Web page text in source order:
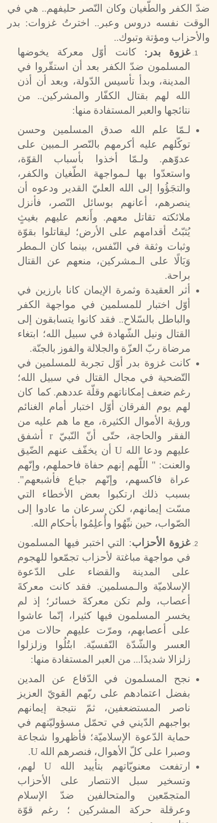
ضدّ الكفر والطّغيان وكان النّصر حليفهم.. هي في
الوقت نفسه دروس وعبر.. اخترتُ غزوات: بدر
والأحزاب ومؤتة وتبوك..
غزوة بدر:كانت أوّل معركة يخوضها
المسلمون ضدّ الكفر بعد أن استقّروا في
المدينة، وبدأ تأسيس الدّولة، وبعد أن أذن
الله لهم بقتال الكفّار والمشركين.. من
نتائجها والعبر المستفادة منها:
لـمّا علم الله صدق المسلمين وحسن
توكّلهم عليه أكرمهم بالنّصر الـمبين على
عدوّهم. ولـمّا أخذوا بأسباب القوّة،
واستعدّوا بها لـمواجهة الطّغيان والكفر،
والتجَؤُوا إلى الله العليّ القدير ودعوه أن
ينصرهم، أعانهم بوسائل النّصر، فأنزل
ملائكته تقاتل معهم. وأَنعم عليهم بغيثٍ
يُثبّتُ أقدامهم على الأرض؛ ليقاتلوا بقوّة
وثبات وثقة في النّفس، بينما كان الـمطر
وَبَالًا على الـمشركين، منعهم عن القتال
براحة.
أثر العقيدة وثمرة الإيمان كانا بارزين في
أوّل اختبار للمسلمين في مواجهة الكفر
والباطل بالسّلاح.. فقد كانوا يتسابقون إلى
القتال ونيل الشّهادة في سبيل الله؛ ابتغاء
مرضاة ربّ العزّة والجلالة والفوز بالجنّة.
كانت غزوة بدر أوّل تجربة للمسلمين في
التّضحية في مجال القتال في سبيل الله؛
رغم ضعف إمكاناتهم وقلّة عددهم. كما كان
لهم يوم الفرقان أوّل اختبار أمام الغنائم
ورؤية الأموال الكثيرة، مع ما هم عليه من
الفقر والحاجة، حتّى أنّ النّبيّ r أشفق
عليهم ودعا الله Uأن يخفّف عنهم الضّيق
والعنت: " اللّهم إنهم حفاة فاحملهم، وإنّهم
عراة فاكسهم، وإنّهم جياع فأشبعهم".
بسبب ذلك ارتكبوا بعض الأخطاء التي
مسّت إيمانهم، لكن سرعان ما عادوا إلى
الصّواب، حين نبِّهُوا وأُعلِمُوا بأحكام الله.
غزوة الأحزاب: التي اختبر فيها المسلمون
في مواجهة مباغتة لأحزاب تجمّعوا للهجوم
على المدينة والقضاء على الدّعوة
الإسلاميّة والـمسلمين. فقد كانت معركةَ
أعصاب، ولم تكن معركةَ خسائر؛ إذ لم
يخسر المسلمون فيها كثيرا، إنّما عاشوا
على أعصابهم، ومرّت عليهم حالات من
العسر والشّدّة النّفسيّة. ابتُلُوا وزلزلوا
زلزالا شديدًا... من العبر المستفادة منها:
نجح المسلمون في الدّفاع عن المدين
بفضل اعتمادهم على ربّهم القويّ العزيز
ناصر المستضعفين، ثمّ نتيجة إيمانهم
بواجبهم الدّيني في تحمّل مسؤوليّتهم في
حماية الدّعوة الإسلاميّة؛ فأظهروا شجاعة
وصبرا على كلّ الأهوال، فنصرهم الله U
.
ارتفعت معنويّاتهم بتأييد الله U
لهم،
وتسخير سبل الانتصار على الأحزاب
المتجمّعين والمتحالفين ضدّ الإسلام
وعرقلة حركة المشركين ؛ رغم قوّة